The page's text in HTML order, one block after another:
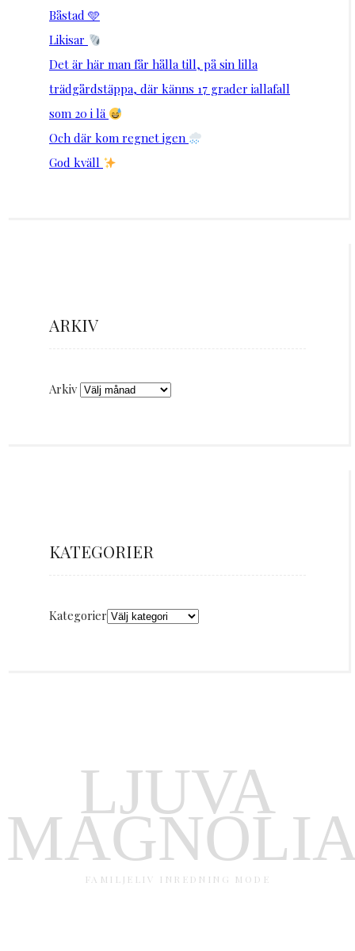
Båstad 🩵
Likisar
Det är här man får hålla till, på sin lilla
trädgårdstäppa, där känns 17 grader iallafall
som 20 i lä
Och där kom regnet igen
God kväll
ARKIV
Arkiv
KATEGORIER
Kategorier
LJUVA
FAMILJELIV INREDNING MODE